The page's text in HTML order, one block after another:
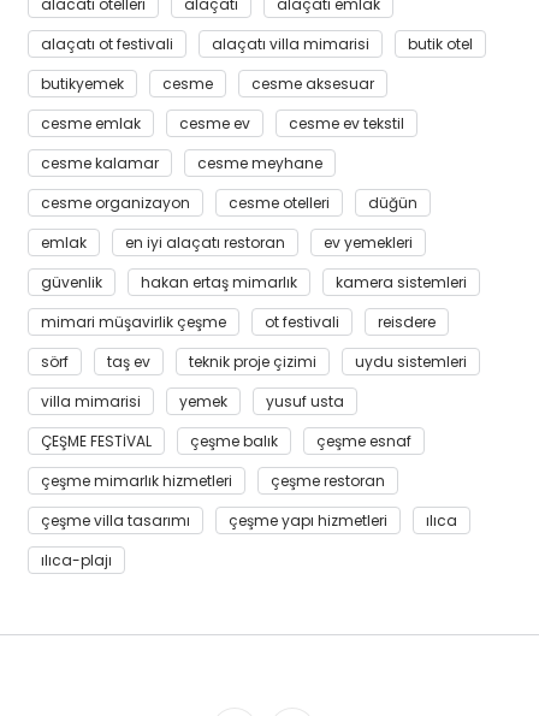
alacati otelleri
alaçatı
alaçatı emlak
alaçatı ot festivali
alaçatı villa mimarisi
butik otel
butikyemek
cesme
cesme aksesuar
cesme emlak
cesme ev
cesme ev tekstil
cesme kalamar
cesme meyhane
cesme organizayon
cesme otelleri
düğün
emlak
en iyi alaçatı restoran
ev yemekleri
güvenlik
hakan ertaş mimarlık
kamera sistemleri
mimari müşavirlik çeşme
ot festivali
reisdere
sörf
taş ev teknik proje çizimi
uydu sistemleri
villa mimarisi
yemek
yusuf usta
ÇEŞME FESTİVAL
çeşme balık
çeşme esnaf
çeşme mimarlık hizmetleri
çeşme restoran
çeşme villa tasarımı
çeşme yapı hizmetleri
ılıca
ılıca-plajı